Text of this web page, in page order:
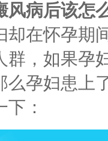
风病后该怎
却在怀孕期
群，如果孕
么孕妇患上
：